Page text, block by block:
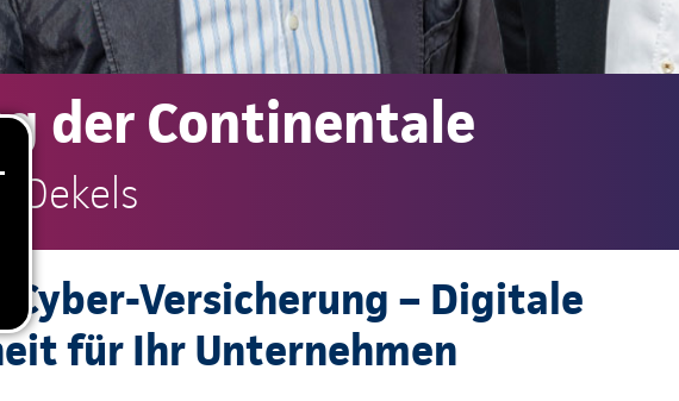
der Continentale
Oekels
Cyber-Versicherung – Digitale
für Ihr Unternehmen